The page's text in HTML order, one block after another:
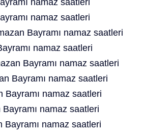
namaz saatleri
namaz saatleri
Bayramı namaz saatleri
namaz saatleri
Bayramı namaz saatleri
Bayramı namaz saatleri
Bayramı namaz saatleri
namaz saatleri
Bayramı namaz saatleri